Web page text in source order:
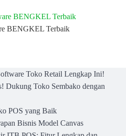
BENGKEL Terbaik
Toko Retail Lengkap Ini!
Dukung Toko Sembako dengan
POS yang Baik
Bisnis Model Canvas